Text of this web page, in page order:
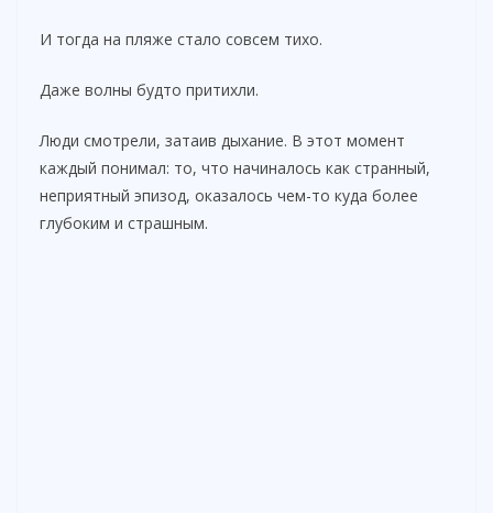
И тогда на пляже стало совсем тихо.
Даже волны будто притихли.
Люди смотрели, затаив дыхание. В этот момент
каждый понимал: то, что начиналось как странный,
неприятный эпизод, оказалось чем-то куда более
глубоким и страшным.